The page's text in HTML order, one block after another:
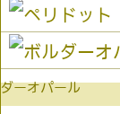
ダーオパール